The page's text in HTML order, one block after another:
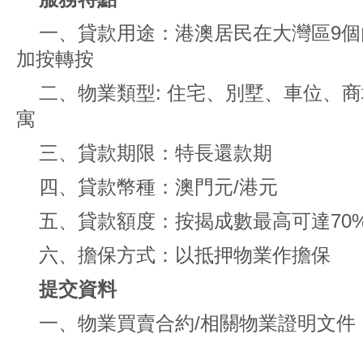
一、貸款用途：港澳居民在大灣區9
加按轉按
二、物業類型: 住宅、別墅、車位、
寓
三、貸款期限：特長還款期
四、貸款幣種：澳門元/港元
五、貸款額度：按揭成數最高可達
六、擔保方式：以抵押物業作擔保
提交資料
一、物業買賣合約/相關物業證明文件